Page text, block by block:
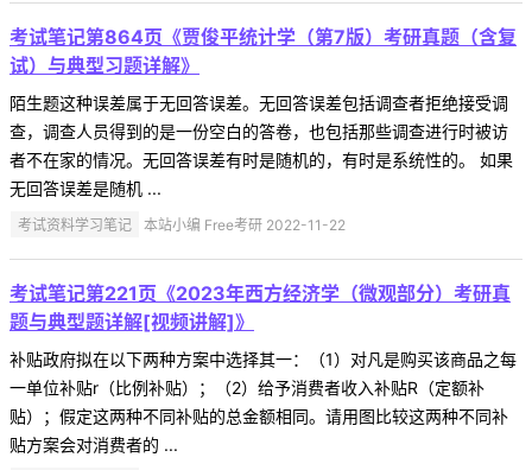
考试笔记第864页《贾俊平统计学（第7版）考研真题（含复
试）与典型习题详解》
陌生题这种误差属于无回答误差。无回答误差包括调查者拒绝接受调
查，调查人员得到的是一份空白的答卷，也包括那些调查进行时被访
者不在家的情况。无回答误差有时是随机的，有时是系统性的。 如果
无回答误差是随机 ...
考试资料学习笔记 本站小编 Free考研 2022-11-22
考试笔记第221页《2023年西方经济学（微观部分）考研真
题与典型题详解[视频讲解]》
补贴政府拟在以下两种方案中选择其一：（1）对凡是购买该商品之每
一单位补贴r（比例补贴）；（2）给予消费者收入补贴R（定额补
贴）；假定这两种不同补贴的总金额相同。请用图比较这两种不同补
贴方案会对消费者的 ...